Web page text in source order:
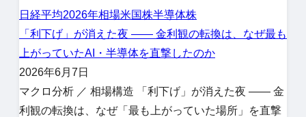
日経平均2026年相場米国株半導体株
「利下げ」が消えた夜 ―― 金利観の転換は、なぜ最も
上がっていたAI・半導体を直撃したのか
2026年6月7日
マクロ分析 ／ 相場構造 「利下げ」が消えた夜 ―― 金
利観の転換は、なぜ「最も上がっていた場所」を直撃